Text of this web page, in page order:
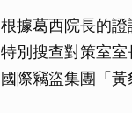
根據葛西院長的
特別搜查對策室
國際竊盜集團「黃